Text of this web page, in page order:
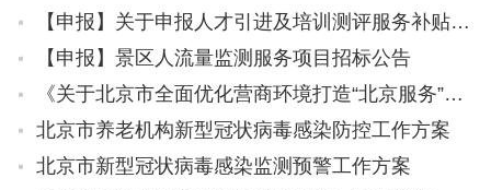
57篇被控论文正进行调查
Rollins告诉《哈佛深红报》，David向DFCI投诉指控的论文有5
7篇，其中38篇文章是DFCI研究人员“对潜在的数据错误负有主
要责任”的。在这38篇里，除了1篇正在调查外，已对37篇“采取
了迅速和果断的行动”，6篇正在被撤回，31篇正在修正。
【申报】关于申报人才引进及培训测评服务补贴的通知
【申报】景区人流量监测服务项目招标公告
《关于北京市全面优化营商环境打造“北京服务”的意见》
北京市养老机构新型冠状病毒感染防控工作方案
北京市新型冠状病毒感染监测预警工作方案